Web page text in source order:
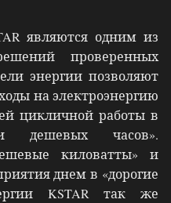
являются одним из
проверенных
энергии позволяют
на электроэнергию
цикличной работы в
дешевых часов».
киловатты» и
днем в «дорогие
KSTAR так же